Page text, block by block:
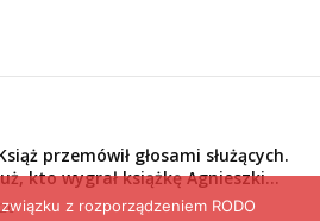
przemówił głosami służących.
kto wygrał książkę Agnieszki...
z rozporządzeniem RODO